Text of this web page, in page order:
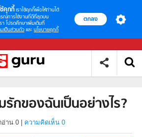
ช้คุกกี้ เราใช้คุกกี้เพื่อให้ท่านได้
รณ์การใช้งานที่ดีที่สุดบน
รา โปรดศึกษาเพิ่มเติมที่
เป็นส่วนตัว และ นโยบายคุกกี้
ตกลง
กของฉันเป็นอย่างไร?
อ่าน 0 ความคิดเห็น 0